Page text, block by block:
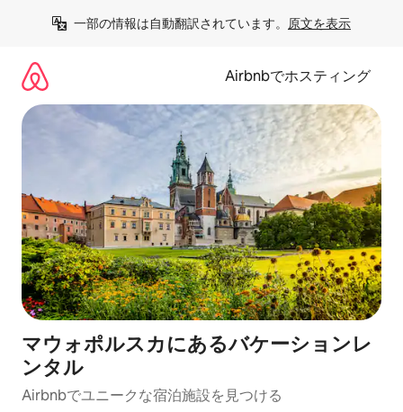
一部の情報は自動翻訳されています。 原文を表示
Airbnbでホスティング
マウォポルスカにあるバケーションレ
ンタル
Airbnbでユニークな宿泊施設を見つける